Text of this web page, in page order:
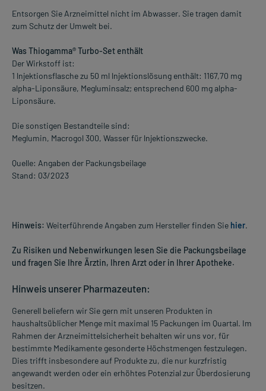
Entsorgen Sie Arzneimittel nicht im Abwasser. Sie tragen damit
zum Schutz der Umwelt bei.
Was Thiogamma® Turbo-Set enthält
Der Wirkstoff ist:
1 lnjektionsflasche zu 50 ml lnjektionslösung enthält: 1167,70 mg
alpha-Liponsäure, Megluminsalz; entsprechend 600 mg alpha-
Liponsäure.
Die sonstigen Bestandteile sind:
Meglumin, Macrogol 300, Wasser für lnjektionszwecke.
Quelle: Angaben der Packungsbeilage
Stand: 03/2023
Hinweis: Weiterführende Angaben zum Hersteller finden Sie hier.
Zu Risiken und Nebenwirkungen lesen Sie die Packungsbeilage
und fragen Sie Ihre Ärztin, Ihren Arzt oder in Ihrer Apotheke.
Hinweis unserer Pharmazeuten:
Generell beliefern wir Sie gern mit unseren Produkten in
haushaltsüblicher Menge mit maximal 15 Packungen im Quartal. Im
Rahmen der Arzneimittelsicherheit behalten wir uns vor, für
bestimmte Medikamente gesonderte Höchstmengen festzulegen.
Dies trifft insbesondere auf Produkte zu, die nur kurzfristig
angewandt werden oder ein erhöhtes Potenzial zur Überdosierung
besitzen.